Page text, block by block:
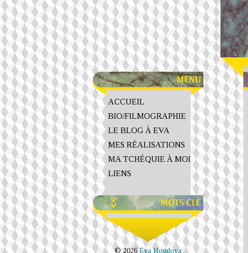
ACCUEIL
BIO/FILMOGRAPHIE
LE BLOG À EVA
MES RÉALISATIONS
MA TCHÉQUIE À MOI
LIENS
© 2026Eva Houdova